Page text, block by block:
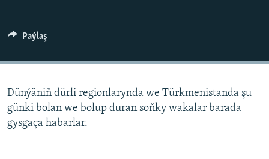
Paýlaş
Dünýäniň dürli regionlarynda we Türkmenistanda şu
günki bolan we bolup duran soňky wakalar barada
gysgaça habarlar.